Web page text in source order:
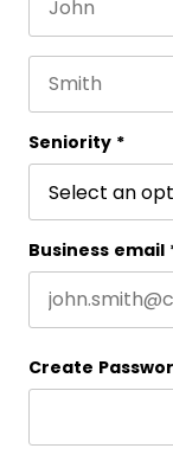
This field is
Seniority *
Business email
Create